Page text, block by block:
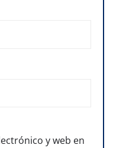
y web en